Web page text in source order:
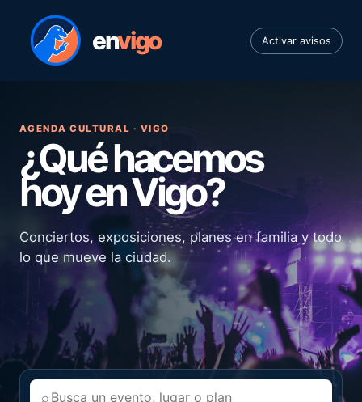
envigo Activar avisos
AGENDA CULTURAL · VIGO
¿Qué hacemos
hoy en Vigo?
Conciertos, exposiciones, planes en familia y todo
lo que mueve la ciudad.
⌕